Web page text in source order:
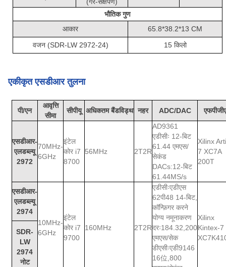
भौतिक गुण
आकार
65.8*38.2*13 CM
वजन (SDR-LW 2972-24)
15 किलो
एकीकृत एसडीआर तुलना
पी/एन
आवृत्ति
सीमा
सीपीयू अधिकतम बैंडविड्थ नहर ADC/DAC
एसडीआर-
एलडब्ल्यू
2972
70MHz-
6GHz
इंटेल
कोर i7
8700
56MHz 2T2R
AD9361
एडीसीः 12-बिट
61.44 एमएस/
सेकंड
DACs:12-बिट
61.44MS/s
Xilinx
7 XC7A
200T
एसडीआर-
एलडब्ल्यू
2974
10MHz-
6GHz
इंटेल
कोर i7
9700
160MHz 2T2R
एडीसीःएडीएस
62पी48 14-बिट,
कॉन्फ़िगर करने
योग्य नमूनाकरण
दरः184.32,200
एमएस/सेक
डीएसीःएडी9146
16位,800
Xilinx
Kintex-7
SDR-
LW
2974
नोट